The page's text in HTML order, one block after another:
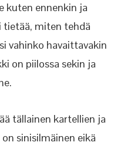
kuten ennenkin ja
tietää, miten tehdä
vahinko havaittavakin
on piilossa sekin ja
tällainen kartellien ja
sinisilmäinen eikä